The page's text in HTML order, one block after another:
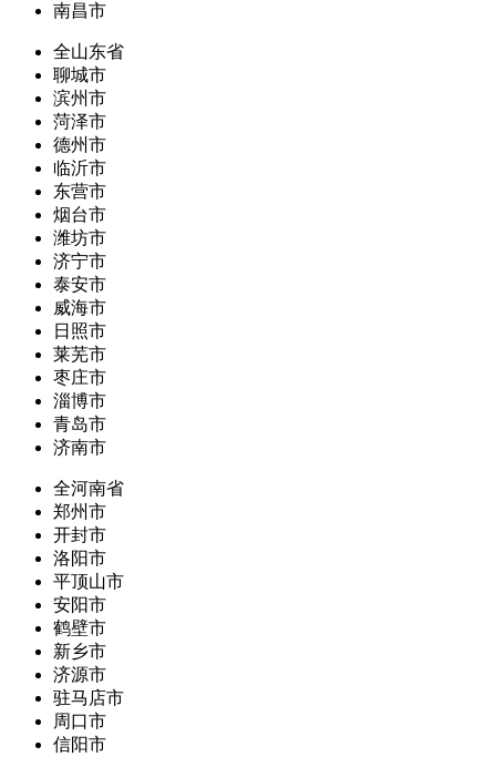
南昌市
全山东省
聊城市
滨州市
菏泽市
德州市
临沂市
东营市
烟台市
潍坊市
济宁市
泰安市
威海市
日照市
莱芜市
枣庄市
淄博市
青岛市
济南市
全河南省
郑州市
开封市
洛阳市
平顶山市
安阳市
鹤壁市
新乡市
济源市
驻马店市
周口市
信阳市